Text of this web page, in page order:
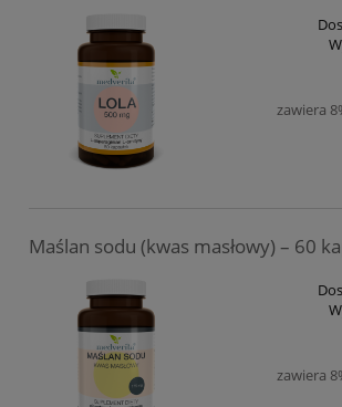
zawiera
Maślan sodu (kwas masłowy) – 60
zawiera